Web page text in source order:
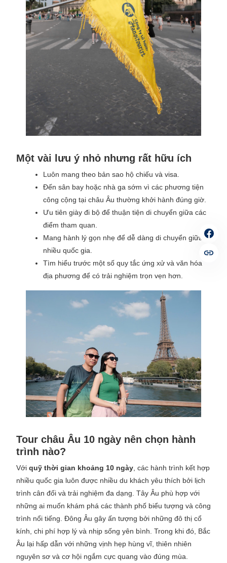
Một vài lưu ý nhỏ nhưng rất hữu ích
Luôn mang theo bản sao hộ chiếu và visa.
Đến sân bay hoặc nhà ga sớm vì các phương tiện
công cộng tại châu Âu thường khởi hành đúng giờ.
Ưu tiên giày đi bộ để thuận tiện di chuyển giữa các
điểm tham quan.
Mang hành lý gọn nhẹ để dễ dàng di chuyển giữa
nhiều quốc gia.
Tìm hiểu trước một số quy tắc ứng xử và văn hóa
địa phương để có trải nghiệm trọn vẹn hơn.
Tour châu Âu 10 ngày nên chọn hành
trình nào?
Với quỹ thời gian khoảng 10 ngày , các hành trình kết hợp
nhiều quốc gia luôn được nhiều du khách yêu thích bởi lịch
trình cân đối và trải nghiệm đa dạng. Tây Âu phù hợp với
những ai muốn khám phá các thành phố biểu tượng và công
trình nổi tiếng. Đông Âu gây ấn tượng bởi những đô thị cổ
kính, chi phí hợp lý và nhịp sống yên bình. Trong khi đó, Bắc
Âu lại hấp dẫn với những vịnh hẹp hùng vĩ, thiên nhiên
nguyên sơ và cơ hội ngắm cực quang vào đúng mùa.